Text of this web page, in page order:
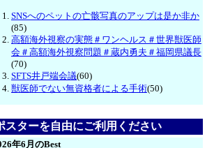
SNSへのペットの亡骸写真のアップは是か非か
(85)
高額海外視察の実態＃ワンヘルス＃世界獣医師
会＃高額海外視察問題＃蔵内勇夫＃福岡県議長
(70)
SFTS井戸端会議(60)
獣医師でない無資格者による手術(50)
ターを自由にご利用ください
年6月のBest